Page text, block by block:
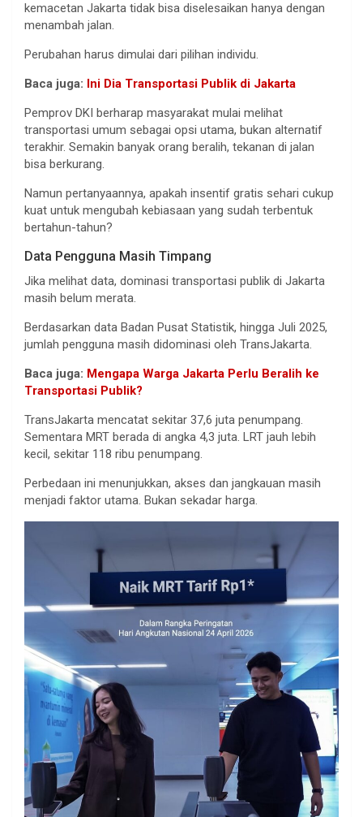
kemacetan Jakarta tidak bisa diselesaikan hanya dengan
menambah jalan.
Perubahan harus dimulai dari pilihan individu.
Baca juga: Ini Dia Transportasi Publik di Jakarta
Pemprov DKI berharap masyarakat mulai melihat
transportasi umum sebagai opsi utama, bukan alternatif
terakhir. Semakin banyak orang beralih, tekanan di jalan
bisa berkurang.
Namun pertanyaannya, apakah insentif gratis sehari cukup
kuat untuk mengubah kebiasaan yang sudah terbentuk
bertahun-tahun?
Data Pengguna Masih Timpang
Jika melihat data, dominasi transportasi publik di Jakarta
masih belum merata.
Berdasarkan data Badan Pusat Statistik, hingga Juli 2025,
jumlah pengguna masih didominasi oleh TransJakarta.
Baca juga: Mengapa Warga Jakarta Perlu Beralih ke
Transportasi Publik?
TransJakarta mencatat sekitar 37,6 juta penumpang.
Sementara MRT berada di angka 4,3 juta. LRT jauh lebih
kecil, sekitar 118 ribu penumpang.
Perbedaan ini menunjukkan, akses dan jangkauan masih
menjadi faktor utama. Bukan sekadar harga.